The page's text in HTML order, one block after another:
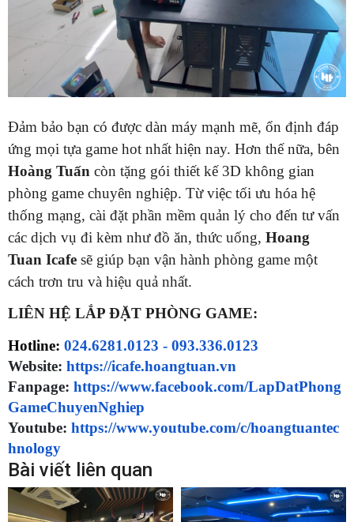
Đảm bảo bạn có được dàn máy mạnh mẽ, ổn định đáp
ứng mọi tựa game hot nhất hiện nay. Hơn thế nữa, bên
Hoàng Tuấn còn tặng gói thiết kế 3D không gian
phòng game chuyên nghiệp. Từ việc tối ưu hóa hệ
thống mạng, cài đặt phần mềm quản lý cho đến tư vấn
các dịch vụ đi kèm như đồ ăn, thức uống, Hoang
Tuan Icafe sẽ giúp bạn vận hành phòng game một
cách trơn tru và hiệu quả nhất.
LIÊN HỆ LẮP ĐẶT PHÒNG GAME:
Hotline: 024.6281.0123 - 093.336.0123
Website: https://icafe.hoangtuan.vn
Fanpage: https://www.facebook.com/LapDatPhong
GameChuyenNghiep
Youtube: https://www.youtube.com/c/hoangtuantec
hnology
Bài viết liên quan